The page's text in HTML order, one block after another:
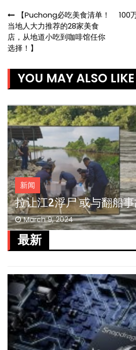
Post
navigation
【Puchong必吃美食清单！
当地人大力推荐的28家美食
店，从地道小吃到咖啡馆任你
选择！】
100
YOU MAY ALSO
新闻
拉让江2浮尸 或与翻船
March 9, 2024
最新